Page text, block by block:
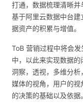
打通，数据梳理清晰并
基于阿里云数据中台
据资产的积累与增值。
ToB 营销过程中将会
中，以此来实现数据
洞察，透视，多维分
媒体的视角，用户的
的决策的基础以及依据。